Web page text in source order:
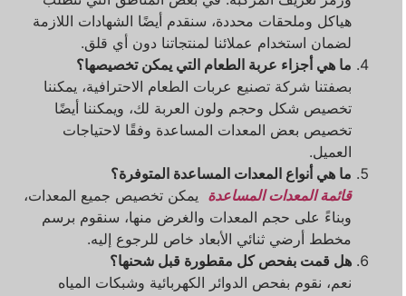
هياكل وملحقات محددة، سنقدم أيضًا الشهادات اللازمة
لضمان استخدام عملائنا لمنتجاتنا دون أي قلق.
ما هي أجزاء عربة الطعام التي يمكن تخصيصها؟
بصفتنا شركة تصنيع عربات الطعام الاحترافية، يمكننا
تخصيص شكل وحجم ولون العربة لك، ويمكننا أيضًا
تخصيص بعض المعدات المساعدة وفقًا لاحتياجات
العميل.
ما هي أنواع المعدات المساعدة المتوفرة؟
قائمة المعدات المساعدةيمكن تخصيص جميع المعدات،
وبناءً على حجم المعدات والغرض منها، سنقوم برسم
مخطط أرضي ثنائي الأبعاد خاص للرجوع إليه.
هل قمت بفحص كل مقطورة قبل شحنها؟
نعم، نقوم بفحص الدوائر الكهربائية وشبكات المياه